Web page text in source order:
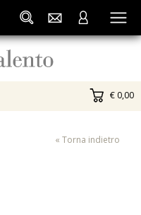
€ 0,00
« Torna indietro